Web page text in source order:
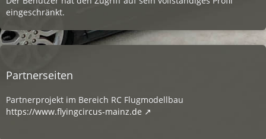
eingeschränkt.
Partnerseiten
Partnerprojekt im Bereich RC Flugmodellbau
https://www.flyingcircus-mainz.de